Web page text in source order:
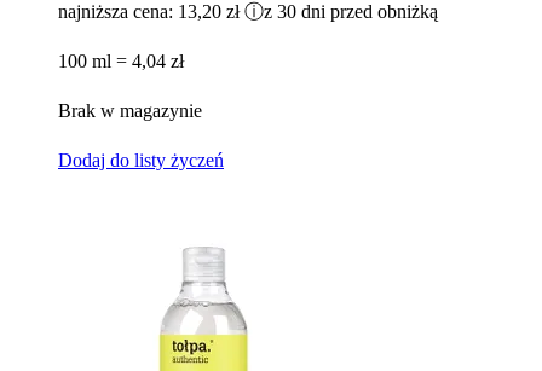
najniższa cena: 13,20 zł ⓘz 30 dni przed obniżką
100 ml = 4,04 zł
Brak w magazynie
Dodaj do listy życzeń